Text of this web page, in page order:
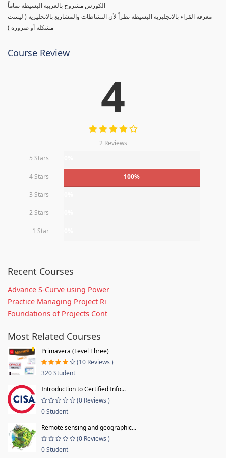
الكورس مشروح بالعربية البسيطة تماماً
معرفة القراء بالانجليزية البسيطة نظراً لأن النشاطات والمشاريع بالانجليزية ( ليست
مشكلة أو ضرورة )
Course Review
4
2 Reviews
5 Stars
4 Stars 100%
3 Stars
2 Stars
1 Star
Recent Courses
Advance S-Curve using Power
Practice Managing Project Ri
Foundations of Projects Cont
Most Related Courses
Primavera (Level Three)
(10 Reviews )
320 Student
Introduction to Certified Info...
(0 Reviews )
0 Student
Remote sensing and geographic...
(0 Reviews )
0 Student